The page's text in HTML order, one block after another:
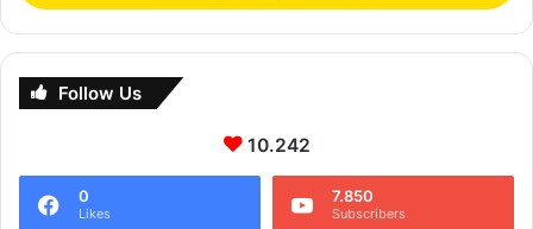
Follow Us
10.242
0
Likes
7.850
Subscribers